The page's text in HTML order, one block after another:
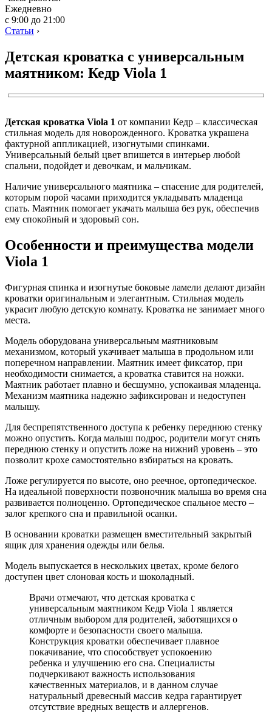
Ежедневно
с 9:00 до 21:00
Статьи ›
Детская кроватка с универсальным
маятником: Кедр Viola 1
Детская кроватка Viola 1 от компании Кедр – классическая
стильная модель для новорожденного. Кроватка украшена
фактурной аппликацией, изогнутыми спинками.
Универсальный белый цвет впишется в интерьер любой
спальни, подойдет и девочкам, и мальчикам.
Наличие универсального маятника – спасение для родителей,
которым порой часами приходится укладывать младенца
спать. Маятник помогает укачать малыша без рук, обеспечив
ему спокойный и здоровый сон.
Особенности и преимущества модели
Viola 1
Фигурная спинка и изогнутые боковые ламели делают дизайн
кроватки оригинальным и элегантным. Стильная модель
украсит любую детскую комнату. Кроватка не занимает много
места.
Модель оборудована универсальным маятниковым
механизмом, который укачивает малыша в продольном или
поперечном направлении. Маятник имеет фиксатор, при
необходимости снимается, а кроватка ставится на ножки.
Маятник работает плавно и бесшумно, успокаивая младенца.
Механизм маятника надежно зафиксирован и недоступен
малышу.
Для беспрепятственного доступа к ребенку переднюю стенку
можно опустить. Когда малыш подрос, родители могут снять
переднюю стенку и опустить ложе на нижний уровень – это
позволит крохе самостоятельно взбираться на кровать.
Ложе регулируется по высоте, оно реечное, ортопедическое.
На идеальной поверхности позвоночник малыша во время сна
развивается полноценно. Ортопедическое спальное место –
залог крепкого сна и правильной осанки.
В основании кроватки размещен вместительный закрытый
ящик для хранения одежды или белья.
Модель выпускается в нескольких цветах, кроме белого
доступен цвет слоновая кость и шоколадный.
Врачи отмечают, что детская кроватка с
универсальным маятником Кедр Viola 1 является
отличным выбором для родителей, заботящихся о
комфорте и безопасности своего малыша.
Конструкция кроватки обеспечивает плавное
покачивание, что способствует успокоению
ребенка и улучшению его сна. Специалисты
подчеркивают важность использования
качественных материалов, и в данном случае
натуральный древесный массив кедра гарантирует
отсутствие вредных веществ и аллергенов.